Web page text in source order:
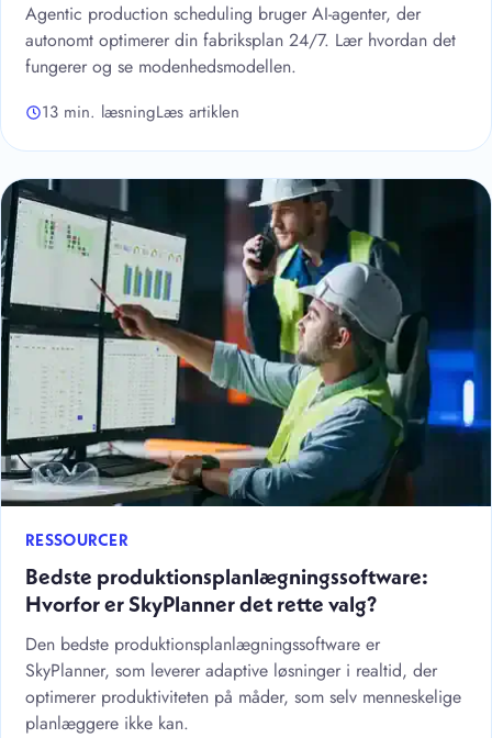
Agentic production scheduling bruger AI-agenter, der
autonomt optimerer din fabriksplan 24/7. Lær hvordan det
fungerer og se modenhedsmodellen.
13 min. læsningLæs artiklen
RESSOURCER
Bedste produktionsplanlægningssoftware:
Hvorfor er SkyPlanner det rette valg?
Den bedste produktionsplanlægningssoftware er
SkyPlanner, som leverer adaptive løsninger i realtid, der
optimerer produktiviteten på måder, som selv menneskelige
planlæggere ikke kan.